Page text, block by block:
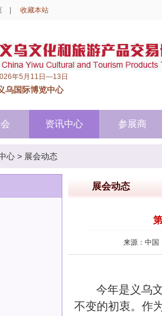
收藏本站
年5月11日—13日
乌国际博览中心
资讯中心 参展商
心 > 展会动态
展会动态
来源：中国
今年是义乌
不变的初衷。作